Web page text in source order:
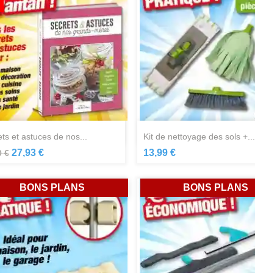
et astuces de nos...
€ 27,93 €
kit de nettoyage des sols +...
13,99 €
BONS PLANS BONS PLANS